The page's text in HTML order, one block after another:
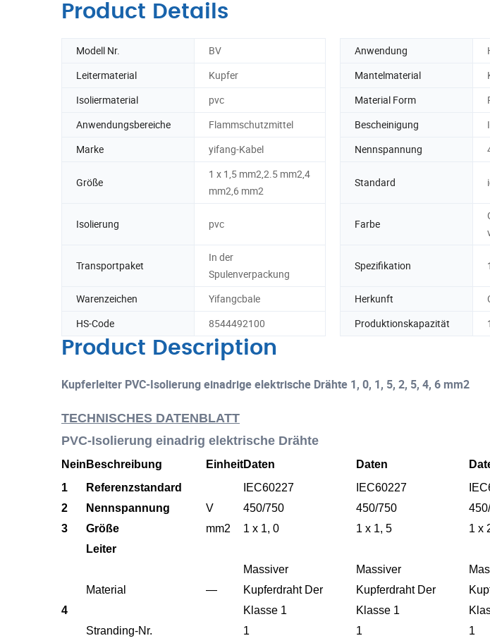
Product Details
Modell Nr. BV Anwendung
Leitermaterial
Kupfer Mantelmaterial
Isoliermaterial
pvc Material Form
Anwendungsbereiche
Flammschutzmittel Bescheinigung
Marke
yifang-Kabel Nennspannung
Größe
1 x 1,5 mm2,2.5 mm2,4
mm2,6 mm2
Standard
Isolierung pvc Farbe
Transportpaket
In der
Spulenverpackung
Spezifikation
Warenzeichen Yifangcbale Herkunft
HS-Code
8544492100 Produktionskapazität
Product Description
Kupferleiter PVC-Isolierung einadrige elektrische Drähte 1, 0, 1, 5, 2, 5, 4, 6 mm2
TECHNISCHES DATENBLATT
PVC-Isolierung einadrig elektrische Drähte
Nein Beschreibung EinheitDaten Daten
1
Referenzstandard IEC60227 IEC60227
2
Nennspannung V 450/750 450/750
3
Größe mm2 1 x 1, 0 1 x 1, 5 1 x
4
Leiter
Material —
Massiver
Kupferdraht Der
Klasse 1
Massiver
Kupferdraht Der
Klasse 1
Stranding-Nr.
1 1 1